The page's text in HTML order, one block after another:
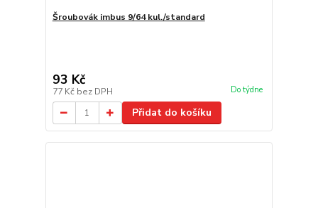
Šroubovák imbus 9/64 kul./standard
93 Kč
77 Kč bez DPH Do týdne
Přidat do košíku